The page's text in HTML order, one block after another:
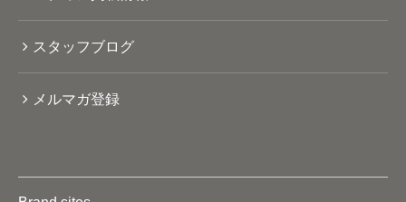
スタッフブログ
メルマガ登録